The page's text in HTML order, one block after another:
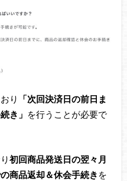
り
「次回決済日の前日ま
き」 を行うことが必要で
初回商品発送日の翌々月
商品返却＆休会手続き を